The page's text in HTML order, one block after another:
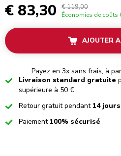
€ 83,30 € 119,00
Économies de coûts
AJOUTER
Payez en 3x sans frais, à
CheckedLivraison standard gratuite
supérieure à 50 €
CheckedRetour gratuit pendant 14 jours
CheckedPaiement 100% sécurisé